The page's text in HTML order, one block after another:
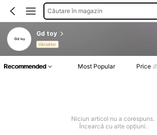
Căutare în magazin
Gd toy
Vânzător
Recommended Most Popular Price
Niciun articol nu a corespuns.
Încearcă cu alte opțiuni.